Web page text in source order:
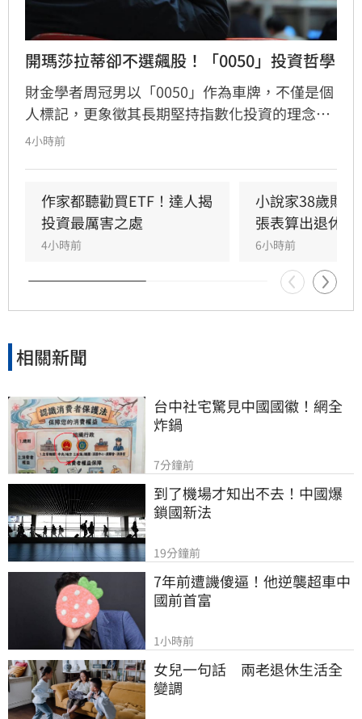
開瑪莎拉蒂卻不選飆股！「0050」投資哲學
財金學者周冠男以「0050」作為車牌，不僅是個
人標記，更象徵其長期堅持指數化投資的理念。
他透過學術研究與親身實踐發現，頻繁選股難以
心不在於預測行情，而是相信市場並與之共同成
長。為推廣此理念，三立財經iNEWS將於8月15
日舉辦「不再選股必勝術」投資論壇，邀請周冠
男解析行為財務學與資產配置策略，協助投資人
在市場震盪中穩健獲利。活動名額有限，歡迎投
資人報名參加，掌握長期致富心法。
4小時前
作家都聽勸買ETF！達人揭
投資最厲害之處
4小時前
小說家38歲財
張表算出退休金
6小時前
相關新聞
台中社宅驚見中國國徽！網全
炸鍋
7分鐘前
到了機場才知出不去！中國爆
鎖國新法
19分鐘前
7年前遭譏傻逼！他逆襲超車中
國前首富
1小時前
女兒一句話　兩老退休生活全
變調